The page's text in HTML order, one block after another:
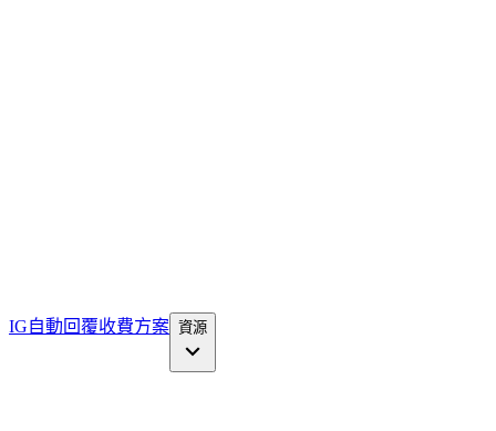
IG自動回覆收費方案 資源